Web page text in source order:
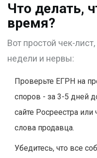
Что делать,
время?
Вот простой чек-
недели и нервы:
Проверьте ЕГРН на
споров - за 3-5 дней
сайте Росреестра
слова продавца.
Убедитесь, что все